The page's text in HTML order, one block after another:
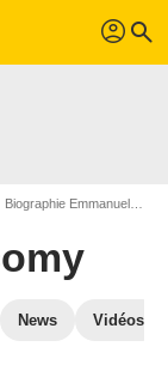
profil search
Biographie Emmanuel Jacomy
News Vidéos